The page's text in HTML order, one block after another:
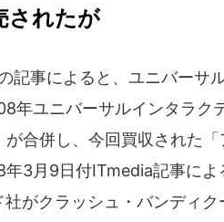
されたが
記事によると、ユニバーサ
年ユニバーサルインタラク
合併し、今回買収された
年3月9日付ITmedia記事に
社がクラッシュ・バンディ